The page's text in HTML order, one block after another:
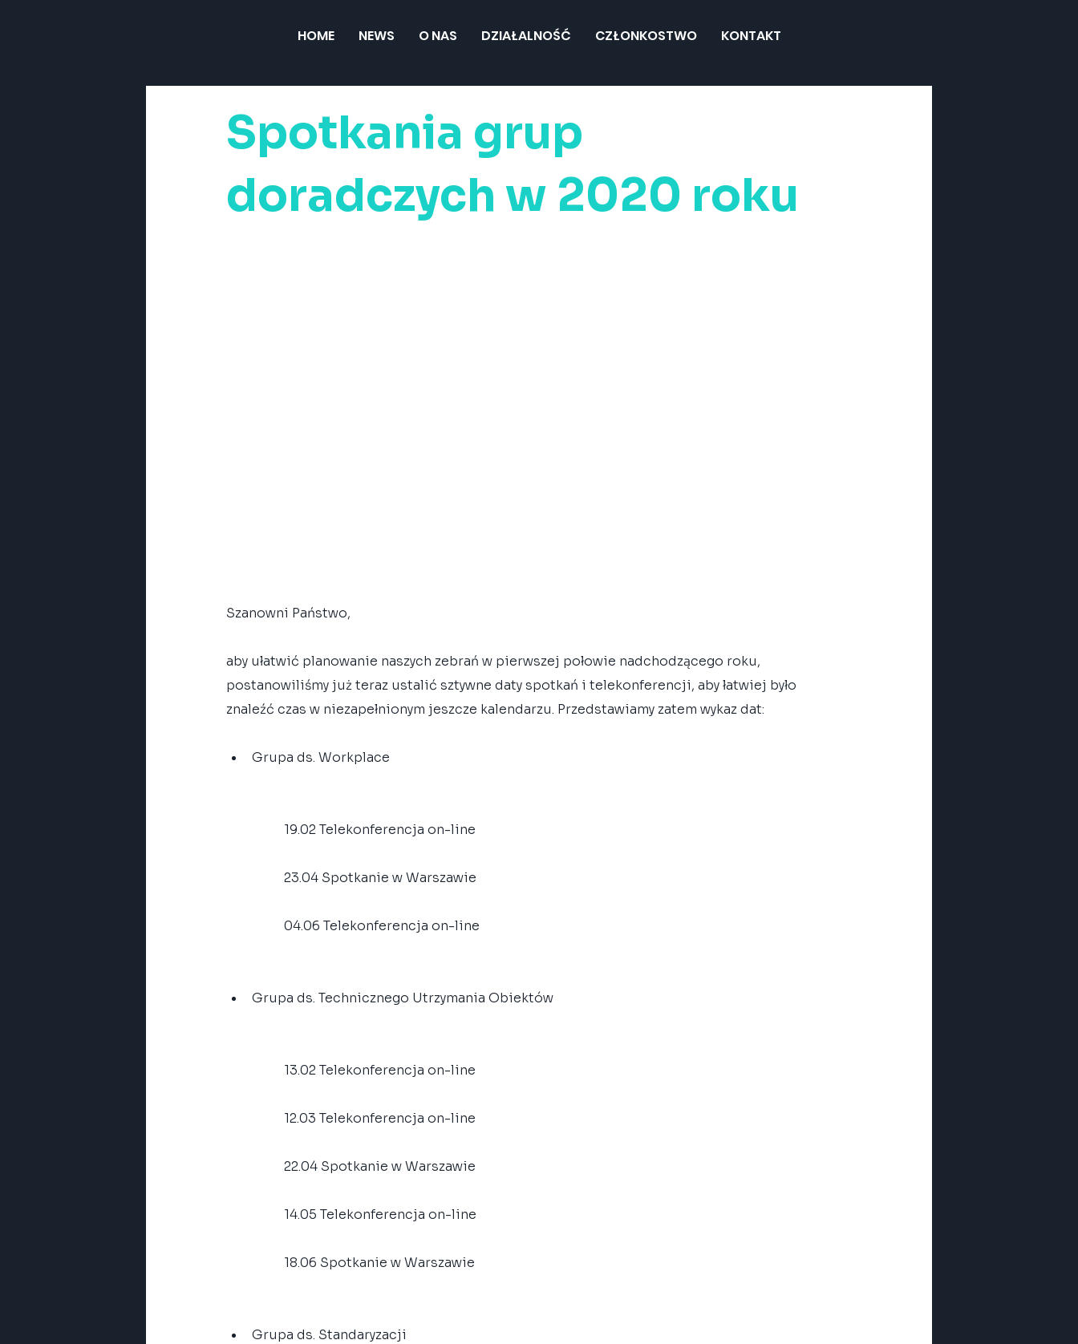
HOME NEWS O NAS DZIAŁALNOŚĆ CZŁONKOSTWO KONTAKT
Spotkania grup
doradczych w 2020 roku
Szanowni Państwo,
aby ułatwić planowanie naszych zebrań w pierwszej połowie nadchodzącego roku,
postanowiliśmy już teraz ustalić sztywne daty spotkań i telekonferencji, aby łatwiej było
znaleźć czas w niezapełnionym jeszcze kalendarzu. Przedstawiamy zatem wykaz dat:
Grupa ds. Workplace
	19.02 Telekonferencja on-line
	23.04 Spotkanie w Warszawie
	04.06 Telekonferencja on-line
Grupa ds. Technicznego Utrzymania Obiektów
	13.02 Telekonferencja on-line
	12.03 Telekonferencja on-line
	22.04 Spotkanie w Warszawie
	14.05 Telekonferencja on-line
	18.06 Spotkanie w Warszawie
Grupa ds. Standaryzacji